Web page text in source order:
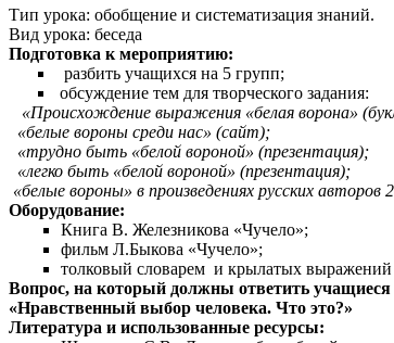
Тип урока: обобщение и систематизация знаний.
Вид урока: беседа
Подготовка к мероприятию:
разбить учащихся на 5 групп;
обсуждение тем для творческого задания:
«Происхождение выражения «белая ворона»
«белые вороны среди нас» (сайт);
«трудно быть «белой вороной» (презентация);
«легко быть «белой вороной» (презентация);
«белые вороны» в произведениях русских
Оборудование:
Книга В. Железникова «Чучело»;
фильм Л.Быкова «Чучело»;
толковый словарем и крылатых
Вопрос, на который должны ответить учащиеся
«Нравственный выбор человека. Что это?»
Литература и использованные ресурсы: